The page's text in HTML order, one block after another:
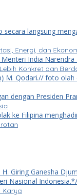
Energi, dan
Konkret dan
Karya